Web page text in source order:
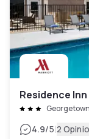
Residence
Georgetown
4.9/5|2